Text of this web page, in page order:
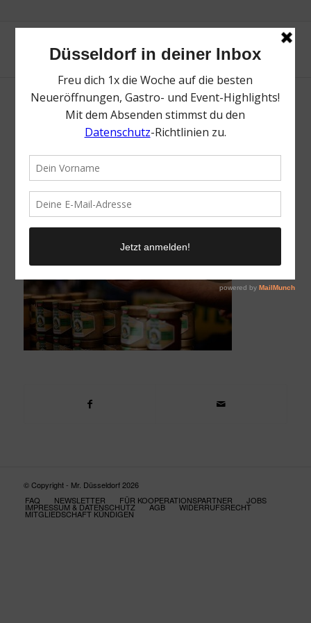
Der Carlsplatz in Düsseldorf |
Kristina Fendesack
© Copyright - Mr. Düsseldorf 2026
FAQ
NEWSLETTER FÜR KOOPERATIONSPARTNER JOBS
IMPRESSUM & DATENSCHUTZ AGB WIDERRUFSRECHT
MITGLIEDSCHAFT KÜNDIGEN